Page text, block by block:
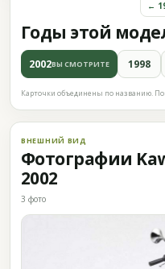
Годы этой
←
2002ВЫ СМОТРИТЕ 1998
Карточки объединены по названию.
ВНЕШНИЙ ВИД
Фотографии
2002
3 фото